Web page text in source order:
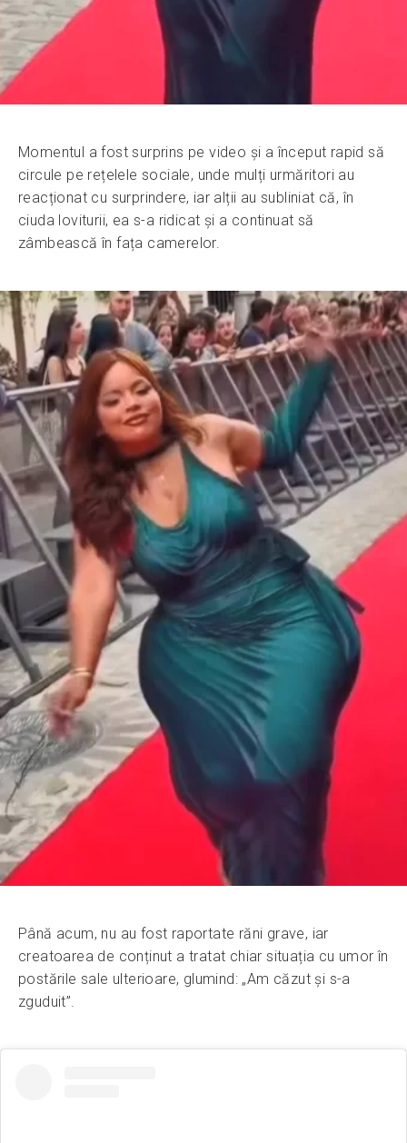
Momentul a fost surprins pe video și a început rapid să
circule pe rețelele sociale, unde mulți urmăritori au
reacționat cu surprindere, iar alții au subliniat că, în
ciuda loviturii, ea s-a ridicat și a continuat să
zâmbească în fața camerelor.
Până acum, nu au fost raportate răni grave, iar
creatoarea de conținut a tratat chiar situația cu umor în
postările sale ulterioare, glumind: „Am căzut și s-a
zguduit”.